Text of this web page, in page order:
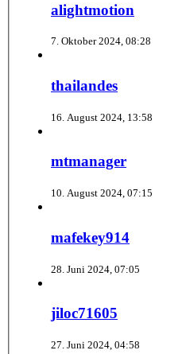
alightmotion
7. Oktober 2024, 08:28
thailandes
16. August 2024, 13:58
mtmanager
10. August 2024, 07:15
mafekey914
28. Juni 2024, 07:05
jiloc71605
27. Juni 2024, 04:58